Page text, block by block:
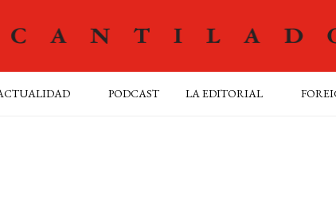
PODCAST LA EDITORIAL